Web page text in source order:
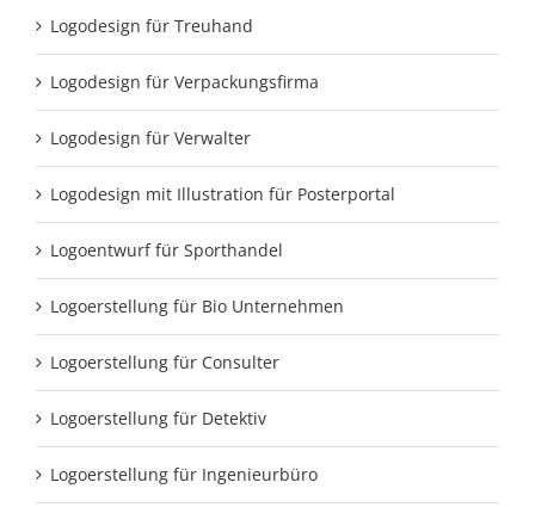
Logodesign für Treuhand
Logodesign für Verpackungsfirma
Logodesign für Verwalter
Logodesign mit Illustration für Posterportal
Logoentwurf für Sporthandel
Logoerstellung für Bio Unternehmen
Logoerstellung für Consulter
Logoerstellung für Detektiv
Logoerstellung für Ingenieurbüro